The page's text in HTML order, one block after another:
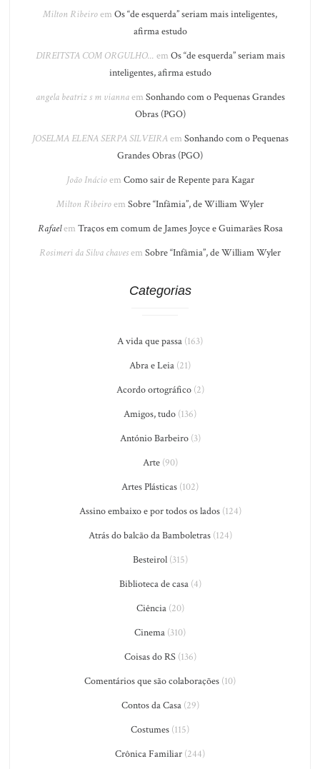
Milton Ribeiroem Os “de esquerda” seriam mais inteligentes,
afirma estudo
DIREITSTA COM ORGULHO... em Os “de esquerda” seriam mais
inteligentes, afirma estudo
angela beatriz s m viannaem Sonhando com o Pequenas Grandes
Obras (PGO)
JOSELMA ELENA SERPA SILVEIRAem Sonhando com o Pequenas
Grandes Obras (PGO)
João Inácioem Como sair de Repente para Kagar
Milton Ribeiroem Sobre “Infâmia”, de William Wyler
Rafaelem Traços em comum de James Joyce e Guimarães Rosa
Rosimeri da Silva chavesem Sobre “Infâmia”, de William Wyler
Categorias
A vida que passa (163)
Abra e Leia (21)
Acordo ortográfico(2)
Amigos, tudo (136)
António Barbeiro(3)
Arte(90)
Artes Plásticas (102)
Assino embaixo e por todos os lados(124)
Atrás do balcão da Bamboletras(124)
Besteirol(315)
Biblioteca de casa(4)
Ciência(20)
Cinema (310)
Coisas do RS(136)
Comentários que são colaborações (10)
Contos da Casa(29)
Costumes (115)
Crônica Familiar (244)